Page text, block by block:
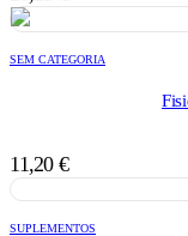
SEM CATEGORIA
11,20 €
SUPLEMENTOS